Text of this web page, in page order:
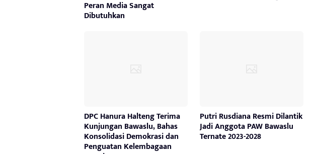
Peran Media Sangat
Dibutuhkan
DPC Hanura Halteng Terima
Kunjungan Bawaslu, Bahas
Konsolidasi Demokrasi dan
Penguatan Kelembagaan
Putri Rusdiana Resmi Dilantik
Jadi Anggota PAW Bawaslu
Ternate 2023-2028